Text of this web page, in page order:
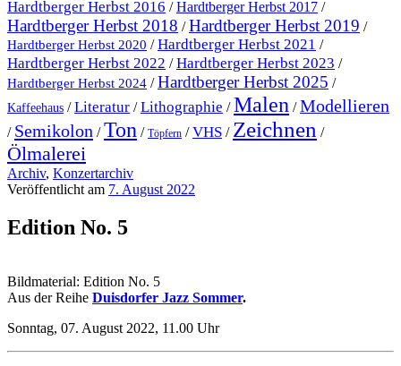
Hardtberger Herbst 2016 /Hardtberger Herbst 2017 /
Hardtberger Herbst 2018 /Hardtberger Herbst 2019 /
Hardtberger Herbst 2020 /Hardtberger Herbst 2021 /
Hardtberger Herbst 2022 /Hardtberger Herbst 2023 /
Hardtberger Herbst 2024 /Hardtberger Herbst 2025 /
Kaffeehaus /Literatur /Lithographie /Malen /Modellieren
/ Semikolon /Ton / Töpfern /VHS / Zeichnen /
Ölmalerei
Archiv, Konzertarchiv
Veröffentlicht am 7. August 2022
Edition No. 5
Bildmaterial: Edition No. 5
Aus der Reihe Duisdorfer Jazz Sommer.
Sonntag, 07. August 2022, 11.00 Uhr